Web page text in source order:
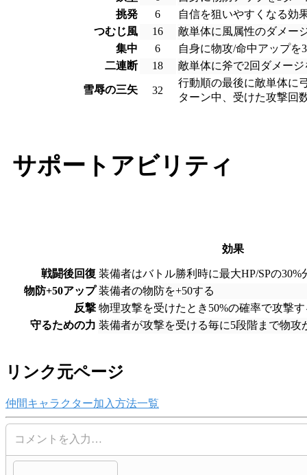
挑発
6
自信を狙いやすくなる効
つむじ風
16
敵単体に風属性のダメー
集中
6
自身に物攻/命中アップを
二連断
18 敵単体に斧で2回ダメージ
雪辱の三矢 32
行動順の最後に敵単体に
ターン中、受けた攻撃回
サポートアビリティ
効果
戦闘後回復 装備者はバトル勝利時に最大HP/SPの30%
物防+50アップ 装備者の物防を+50する
反撃 物理攻撃を受けたとき50%の確率で攻撃す
守るための力 装備者が攻撃を受ける毎に5段階まで物攻
リンク元ページ
仲間キャラクター加入方法一覧
コメントを入力…